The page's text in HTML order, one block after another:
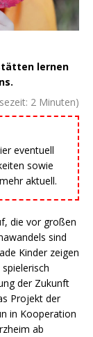
lernen
2 Minuten)
eventuell
sowie
aktuell.
die vor großen
sind
Kinder zeigen
der Zukunft
Projekt der
in Kooperation
ab